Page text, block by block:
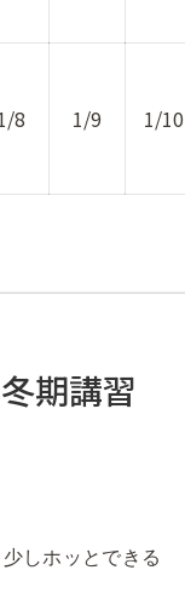
8 1/9 1/10
期講習
しホッとできる